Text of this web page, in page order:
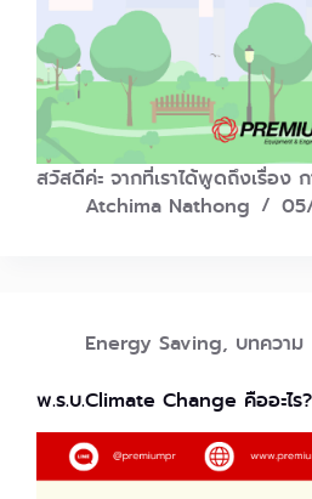
สวัสดีค่ะ จากที่เราได้พูดถึงเรื่อง ก
Atchima Nathong
Energy Saving, บทความ
พ.ร.บ.Climate Change คืออะไร?